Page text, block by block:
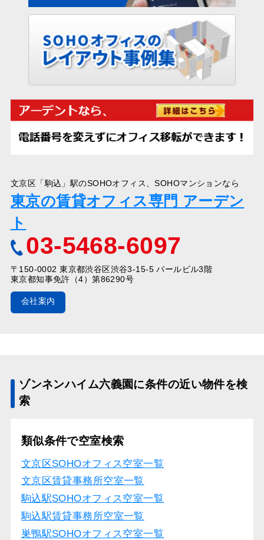
文京区「駒込」駅のSOHOオフィス、SOHOマンションなら
東京の賃貸オフィス専門 アーデン
ト
03-5468-6097
〒150-0002 東京都渋谷区渋谷3-15-5 パールビル3階
東京都知事免許（4）第86290号
会社案内
ゾンネンハイム六義園に条件の近い物件を検
索
類似条件で空室検索
文京区SOHOオフィス空室一覧
文京区賃貸事務所空室一覧
駒込駅SOHOオフィス空室一覧
駒込駅賃貸事務所空室一覧
巣鴨駅SOHOオフィス空室一覧